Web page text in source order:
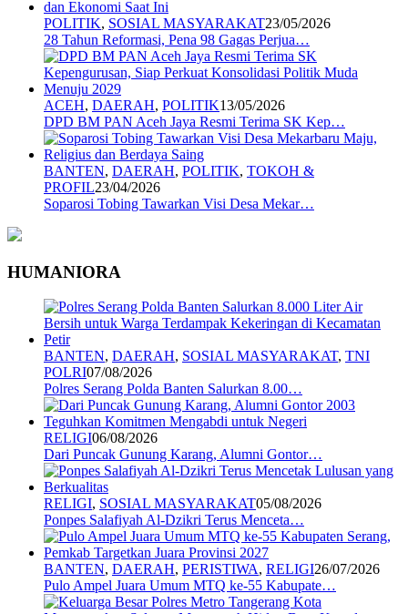
POLITIK, SOSIAL MASYARAKAT23/05/2026
28 Tahun Reformasi, Pena 98 Gagas Perjua…
ACEH, DAERAH, POLITIK13/05/2026
DPD BM PAN Aceh Jaya Resmi Terima SK Kep…
BANTEN, DAERAH, POLITIK, TOKOH &
PROFIL23/04/2026
Soparosi Tobing Tawarkan Visi Desa Mekar…
HUMANIORA
BANTEN, DAERAH, SOSIAL MASYARAKAT, TNI
POLRI07/08/2026
Polres Serang Polda Banten Salurkan 8.00…
RELIGI06/08/2026
Dari Puncak Gunung Karang, Alumni Gontor…
RELIGI, SOSIAL MASYARAKAT05/08/2026
Ponpes Salafiyah Al-Dzikri Terus Menceta…
BANTEN, DAERAH, PERISTIWA, RELIGI26/07/2026
Pulo Ampel Juara Umum MTQ ke-55 Kabupate…